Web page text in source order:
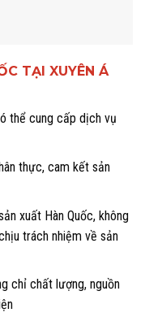
TẠI XUYÊN Á
thể cung cấp dịch vụ
thực, cam kết sản
xuất Hàn Quốc, không
trách nhiệm về sản
chỉ chất lượng, nguồn